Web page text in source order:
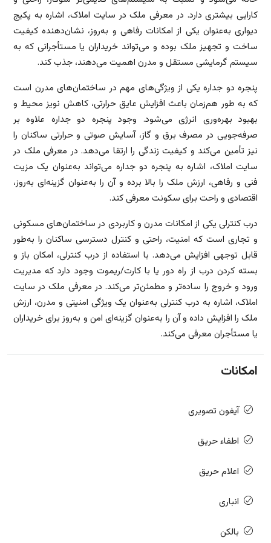
کارایی بیشتری دارد. در معرفی ملک در سایت املاک، اشاره به پکیج
دیواری به‌عنوان یکی از امکانات رفاهی و به‌روز، نشان‌دهنده کیفیت
ساخت و تجهیز ملک بوده و می‌تواند خریداران یا مستأجرانی که به
سیستم گرمایشی مستقل و مدرن اهمیت می‌دهند، جذب کند.
پنجره دو جداره یکی از ویژگی‌های مهم در ساختمان‌های مدرن است
که به طور هم‌زمان باعث افزایش عایق حرارتی، کاهش نویز محیط و
بهبود بهره‌وری انرژی می‌شود. وجود پنجره دو جداره علاوه بر
صرفه‌جویی در مصرف برق و گاز، آسایش صوتی و حرارتی ساکنان را
نیز تأمین می‌کند و کیفیت زندگی را ارتقا می‌دهد. در معرفی ملک در
سایت املاک، اشاره به پنجره دو جداره می‌تواند به‌عنوان یک مزیت
فنی و رفاهی، ارزش ملک را بالا برده و آن را به‌عنوان گزینه‌ای به‌روز،
اقتصادی و راحت برای سکونت معرفی کند.
درب کنترلی یکی از امکانات مدرن و کاربردی در ساختمان‌های مسکونی
و تجاری است که امنیت، راحتی و کنترل دسترسی ساکنان را به‌طور
قابل توجهی افزایش می‌دهد. با استفاده از درب کنترلی، امکان باز و
بسته کردن درب از راه دور یا با کارت/ریموت وجود دارد که مدیریت
ورود و خروج را ساده‌تر و مطمئن‌تر می‌کند. در معرفی ملک در سایت
املاک، اشاره به درب کنترلی به‌عنوان یک ویژگی امنیتی و مدرن، ارزش
ملک را افزایش داده و آن را به‌عنوان گزینه‌ای امن و به‌روز برای خریداران
یا مستأجران معرفی می‌کند.
امکانات
آیفون تصویری
اطفاء حریق
اعلام حریق
انباری
بالکن